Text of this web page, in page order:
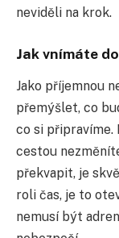
neviděli na krok.
Jak vnímáte
Jako příjemnou
přemýšlet, co
co si
cestou
překvapit, je
roli čas, je to
nemusí být